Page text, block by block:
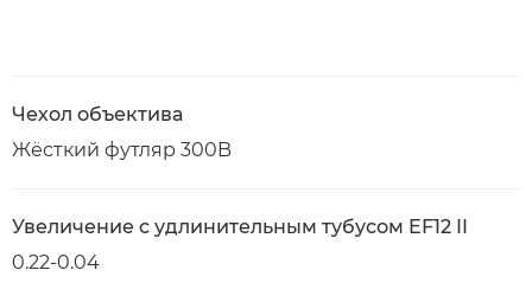
Чехол объектива
Жёсткий футляр 300B
Увеличение с удлинительным тубусом EF12 II
0.22-0.04